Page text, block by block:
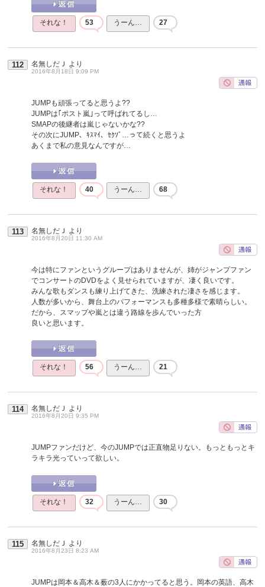
それな！ 53 うーん… 27
112 名無しだＪ より
2016年8月18日 9:09 PM
JUMPも頑張ってると思うよ??
JUMPは｢ポスト嵐｣って呼ばれてるし…
SMAPの後継者は嵐じゃないかな??
その次にJUMP、ｷｽﾏｲ、ｾｸｿﾞ…って続くと思うよ
あくまで私の意見なんですが…
それな！ 40 うーん… 68
113 名無しだＪ より
2016年8月20日 11:30 AM
今は特にファンというグループはありませんが、姉がジャンプファン
でコンサートのDVDをよく見せられていますが、凄く良いです。
みんな歌もダンスも練り上げてきた、洗練された凄さを感じます。
人数が多いから、舞台上のパフォーマンスも多種多様で素晴らしい。
だから、スマップや嵐とは違う路線を歩んでいった方
良いと思います。
それな！ 56 うーん… 21
114 名無しだＪ より
2016年8月20日 9:35 PM
JUMPファンだけど、今のJUMPでは正直物足りない。もっともっとキ
ラキラ光っていって欲しい。
それな！ 32 うーん… 30
115 名無しだＪ より
2016年8月23日 8:23 AM
JUMPは岡本＆高木＆薮の3人にかかってると思う。岡本の英語、高木